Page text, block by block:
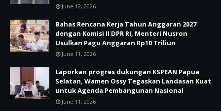
June 12, 2026
Bahas Rencana Kerja Tahun Anggaran 2027
dengan Komisi II DPR RI, Menteri Nusron
Usulkan Pagu Anggaran Rp10 Triliun
June 11, 2026
Laporkan progres dukungan KSPEAN Papua
Selatan, Wamen Ossy Tegaskan Landasan Kuat
untuk Agenda Pembangunan Nasional
June 11, 2026